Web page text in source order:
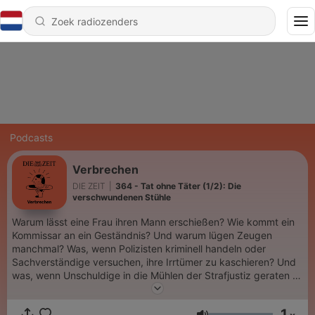
Podcasts
Verbrechen
DIE ZEIT
364 - Tat ohne Täter (1/2): Die
verschwundenen Stühle
Warum lässt eine Frau ihren Mann erschießen? Wie kommt ein
Kommissar an ein Geständnis? Und warum lügen Zeugen
manchmal? Was, wenn Polizisten kriminell handeln oder
Sachverständige versuchen, ihre Irrtümer zu kaschieren? Und
was, wenn Unschuldige in die Mühlen der Strafjustiz geraten –